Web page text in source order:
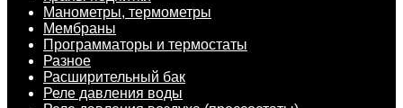
Манометры, термометры
Мембраны
Программаторы и термостаты
Разное
Расширительный бак
Реле давления воды